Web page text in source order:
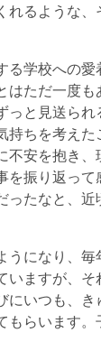
れるような、
学校への愛
はただ一度も
っと見送られ
持ちを考えた
不安を抱き、
を振り返って
ったなと、近
になり、毎
いますが、そ
にいつも、
らいます。